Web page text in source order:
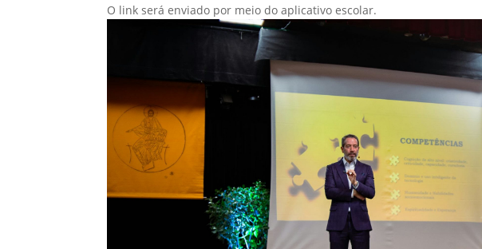
O link será enviado por meio do aplicativo escolar.